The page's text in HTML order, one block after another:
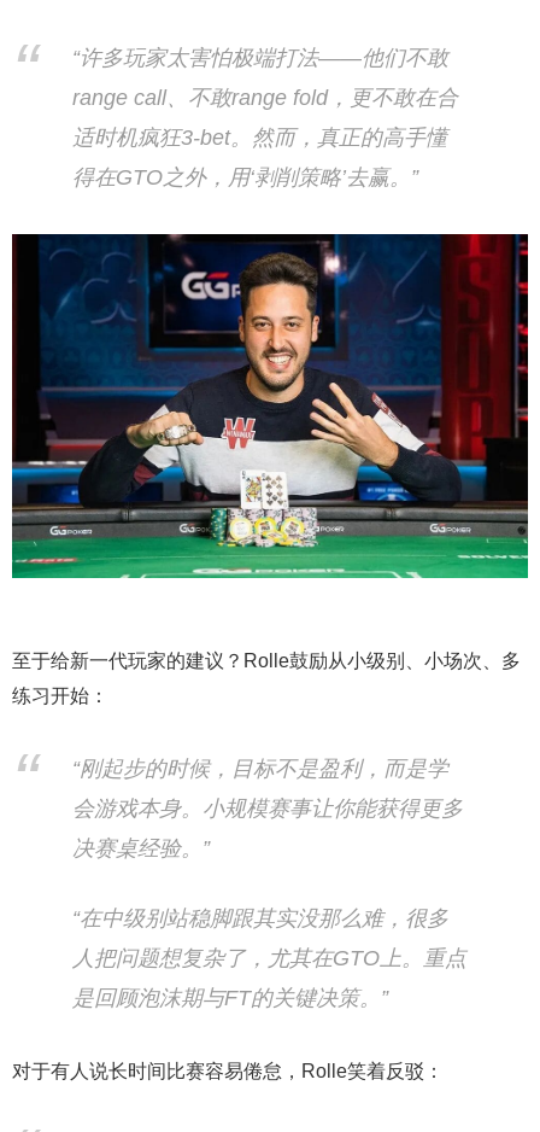
“许多玩家太害怕极端打法——他们不敢
range call、不敢range fold，更不敢在合
适时机疯狂3-bet。然而，真正的高手懂
得在GTO之外，用‘剥削策略’去赢。”
至于给新一代玩家的建议？Rolle鼓励从小级别、小场次、多
练习开始：
“刚起步的时候，目标不是盈利，而是学
会游戏本身。小规模赛事让你能获得更多
决赛桌经验。”
“在中级别站稳脚跟其实没那么难，很多
人把问题想复杂了，尤其在GTO上。重点
是回顾泡沫期与FT的关键决策。”
对于有人说长时间比赛容易倦怠，Rolle笑着反驳：